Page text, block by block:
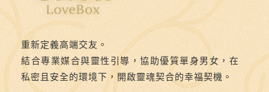
重新定義高端交友。
結合專業媒合與靈性引導，協助優質單身男女，在
私密且安全的環境下，開啟靈魂契合的幸福契機。